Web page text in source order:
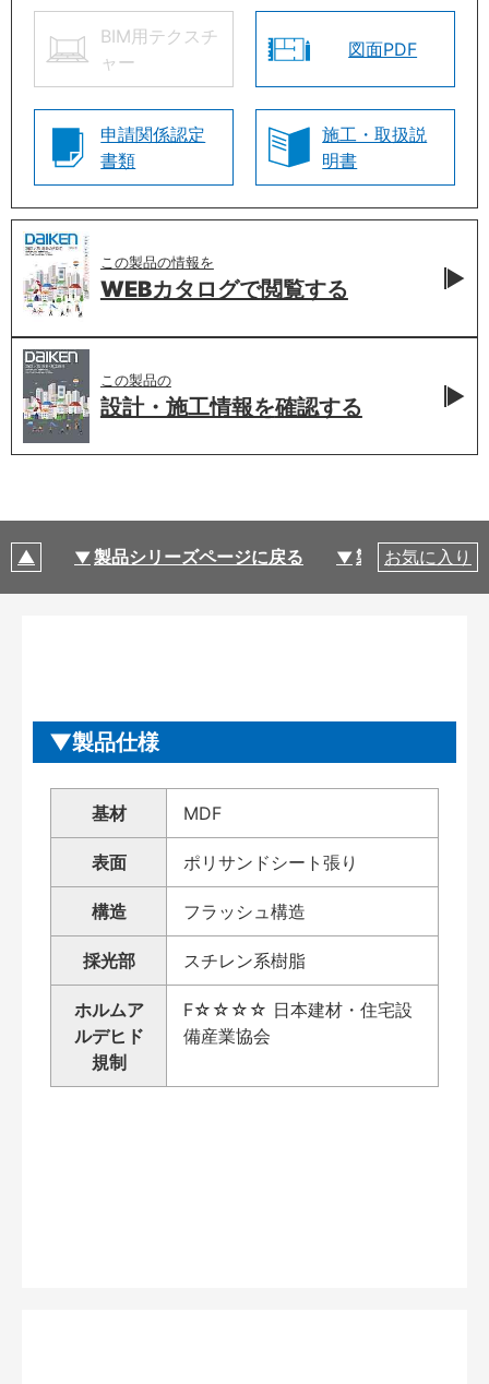
BIM用テクスチ
ャー
図面PDF
申請関係認定
書類
施工・取扱説
明書
この製品の情報を
WEBカタログで閲覧する
この製品の
設計・施工情報を確認する
製品シリーズページに戻る 製品仕様
お気に入り
製品仕様
基材 MDF
表面 ポリサンドシート張り
構造 フラッシュ構造
採光部 スチレン系樹脂
ホルムア
ルデヒド
規制
F☆☆☆☆ 日本建材・住宅設
備産業協会